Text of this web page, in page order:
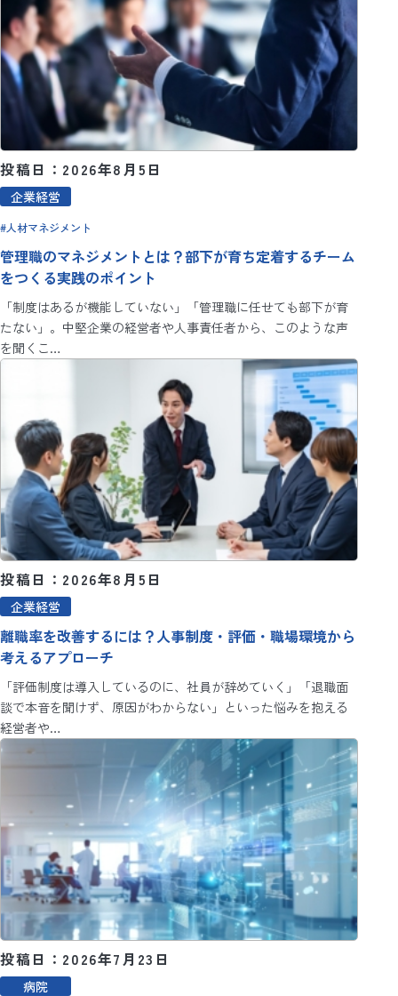
投稿日：2026年8月5日
企業経営
人材マネジメント
管理職のマネジメントとは？部下が育ち定着するチーム
をつくる実践のポイント
「制度はあるが機能していない」「管理職に任せても部下が育
たない」。中堅企業の経営者や人事責任者から、このような声
を聞くこ…
投稿日：2026年8月5日
企業経営
離職率を改善するには？人事制度・評価・職場環境から
考えるアプローチ
「評価制度は導入しているのに、社員が辞めていく」「退職面
談で本音を聞けず、原因がわからない」といった悩みを抱える
経営者や…
投稿日：2026年7月23日
病院